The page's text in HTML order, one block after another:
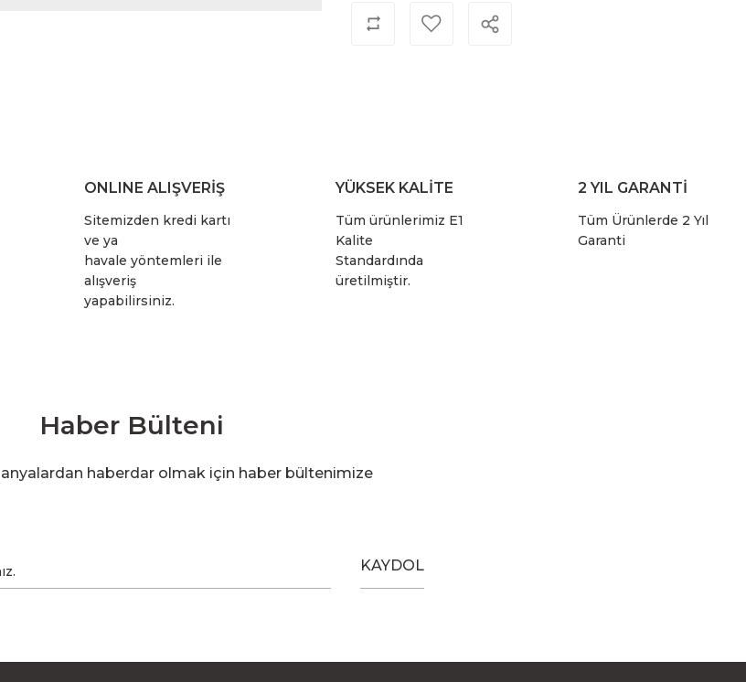
ONLINE ALIŞVERİŞ
Sitemizden kredi kartı
ve ya
havale yöntemleri ile
alışveriş
yapabilirsiniz.
YÜKSEK KALİTE
Tüm ürünlerimiz E1
Kalite
Standardında
üretilmiştir.
2 YIL GARANTİ
Tüm Ürünlerde 2 Yıl
Garanti
Haber Bülteni
haberdar olmak için haber bültenimize
KAYDOL